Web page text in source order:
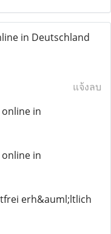
in Deutschland
แจ้งลบ
in
in
erh&auml;ltlich